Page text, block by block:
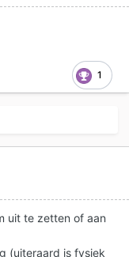
1
uit te zetten of aan
(uiteraard is fysiek